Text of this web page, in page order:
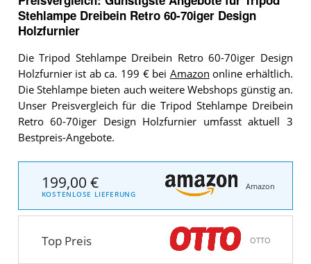
Stehlampe Dreibein Retro 60-70iger Design
Holzfurnier
Die Tripod Stehlampe Dreibein Retro 60-70iger Design
Holzfurnier ist ab ca. 199 € bei Amazon online erhältlich.
Die Stehlampe bieten auch weitere Webshops günstig an.
Unser Preisvergleich für die Tripod Stehlampe Dreibein
Retro 60-70iger Design Holzfurnier umfasst aktuell 3
Bestpreis-Angebote.
199,00 €
KOSTENLOSE LIEFERUNG
Amazon
Top Preis OTTO